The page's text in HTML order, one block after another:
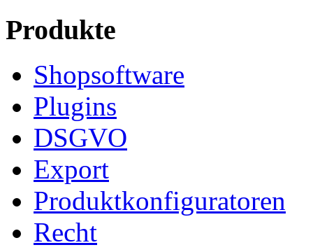
Produkte
Shopsoftware
Plugins
DSGVO
Export
Produktkonfiguratoren
Recht